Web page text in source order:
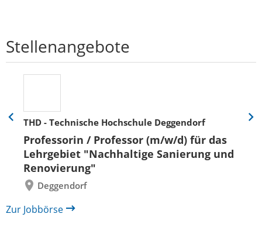
Stellenangebote
THD - Technische Hochschule Deggendorf
Professorin / Professor (m/w/d) für das
Lehrgebiet "Nachhaltige Sanierung und
Renovierung"
Deggendorf
Eine
zurück
Eine
Zur Jobbörse